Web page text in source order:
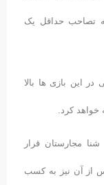
تصاحب حداقل یک
این بازی ها بالا
کرد.
مجارستان قرار
و پس از آن نیز به کسب